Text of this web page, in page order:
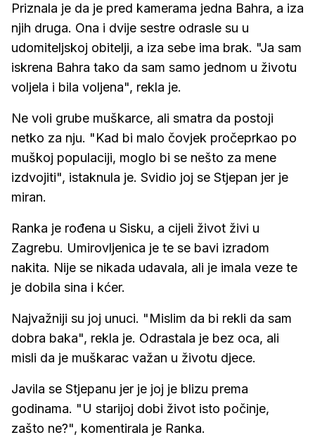
Priznala je da je pred kamerama jedna Bahra, a iza
njih druga. Ona i dvije sestre odrasle su u
udomiteljskoj obitelji, a iza sebe ima brak. "Ja sam
iskrena Bahra tako da sam samo jednom u životu
voljela i bila voljena", rekla je.
Ne voli grube muškarce, ali smatra da postoji
netko za nju. "Kad bi malo čovjek pročeprkao po
muškoj populaciji, moglo bi se nešto za mene
izdvojiti", istaknula je. Svidio joj se Stjepan jer je
miran.
Ranka je rođena u Sisku, a cijeli život živi u
Zagrebu. Umirovljenica je te se bavi izradom
nakita. Nije se nikada udavala, ali je imala veze te
je dobila sina i kćer.
Najvažniji su joj unuci. "Mislim da bi rekli da sam
dobra baka", rekla je. Odrastala je bez oca, ali
misli da je muškarac važan u životu djece.
Javila se Stjepanu jer je joj je blizu prema
godinama. "U starijoj dobi život isto počinje,
zašto ne?", komentirala je Ranka.